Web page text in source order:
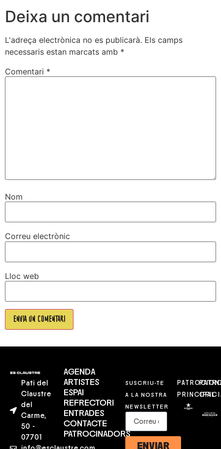
Deixa un comentari
L'adreça electrònica no es publicarà. Els camps
necessaris estan marcats amb *
Comentari *
Nom
Correu electrònic
Lloc web
Pati del
Claustre
del
Carme,
50 -
07701
AGENDA
ARTISTES
ESPAI
REFRECTORI
ENTRADES
CONTACTE
PATROCINADORS
SUSCRIU-TE
A LA NOSTRA
NEWSLETTER
ENVIAR
PRINCIPAL